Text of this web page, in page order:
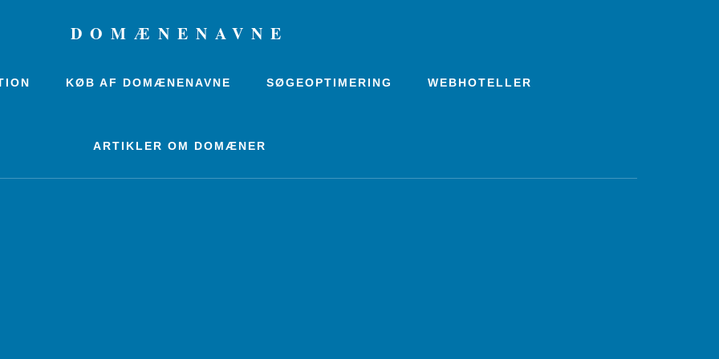
DOMÆNENAVNE
KØB AF DOMÆNENAVNE SØGEOPTIMERING WEBHOTELLER
ARTIKLER OM DOMÆNER